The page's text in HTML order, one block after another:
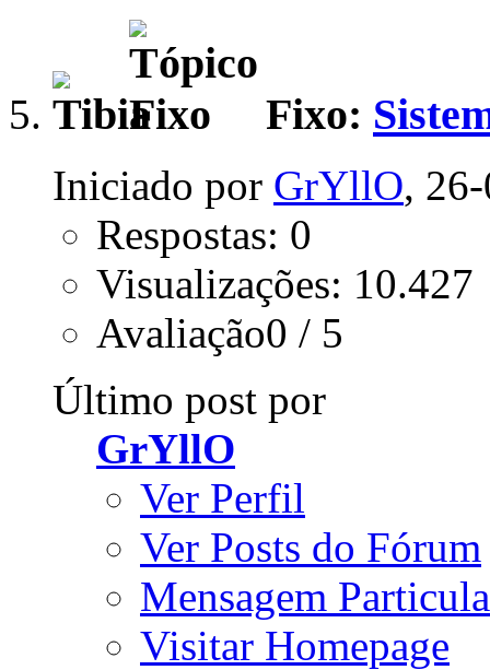
Fixo:
Iniciado por GrYllO,
Respostas: 0
Visualizações: 10.427
Avaliação0 / 5
Último post por
GrYllO
Ver Perfil
Ver Posts do Fórum
Mensagem
Visitar Homepage